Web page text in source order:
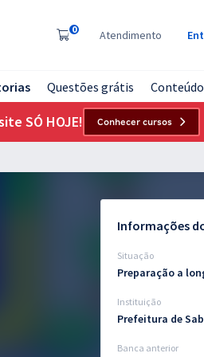
0 Atendimento
Questões grátis
SÓ HOJE! Conhecer cursos
Informações
Situação
Preparação a
Instituição
Prefeitura de
Banca anterior